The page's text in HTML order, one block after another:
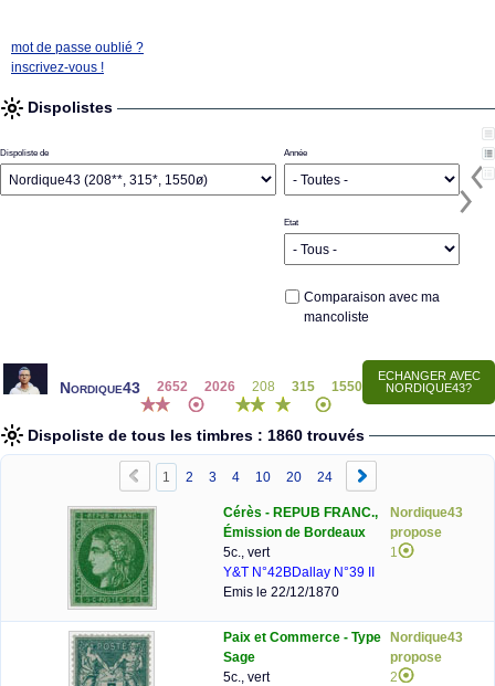
mot de passe oublié ?
inscrivez-vous !
Dispolistes
Dispoliste de Année
Etat
Comparaison avec ma
mancoliste
Nordique43 2652 2026 208 315 1550
Dispoliste de tous les timbres : 1860 trouvés
1 2 3 4 10 20 24
Cérès - REPUB FRANC.,
Émission de Bordeaux
5c., vert
Y&T N°42BDallay N°39 II
Emis le 22/12/1870
Nordique43
propose
1
Paix et Commerce - Type
Sage
5c., vert
Nordique43
propose
2